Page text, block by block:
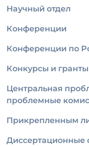
Научный отдел
Конференции
Конференции по
Конкурсы и гранты
Центральная
проблемные
Прикрепленным
Диссертационные